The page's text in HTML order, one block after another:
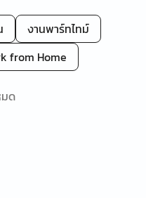
งานพาร์ทไทม์
from Home
ด